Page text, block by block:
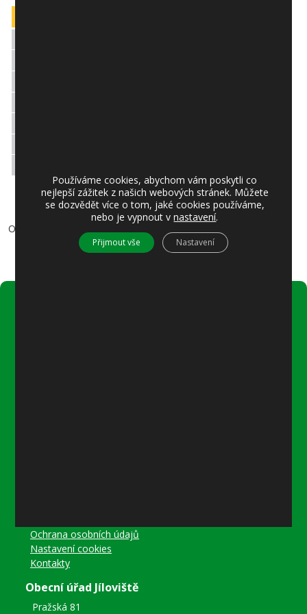
Obecní úřad
Ochrana osobních údajů
Nastavení cookies
Kontakty
Obecní úřad Jíloviště
Pražská 81
Používáme cookies, abychom vám poskytli co
nejlepší zážitek z našich webových stránek. Můžete
se dozvědět více o tom, jaké cookies používáme,
nebo je vypnout vnastavení.
Přijmout vše Nastavení